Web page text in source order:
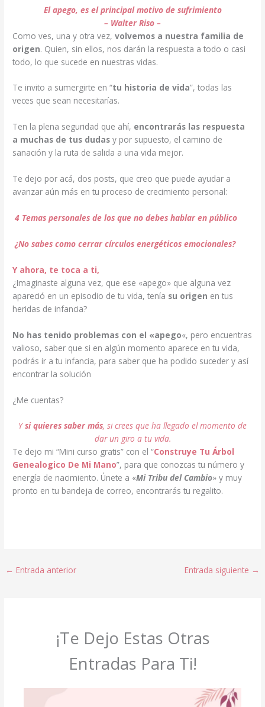
El apego, es el principal motivo de sufrimiento
– Walter Riso –
Como ves, una y otra vez,volvemos a nuestra familia de
origen. Quien, sin ellos, nos darán la respuesta a todo o casi
todo, lo que sucede en nuestras vidas.
Te invito a sumergirte en “tu historia de vida”, todas las
veces que sean necesitarías.
Ten la plena seguridad que ahí, encontrarás las respuesta
a muchas de tus dudas y por supuesto, el camino de
sanación y la ruta de salida a una vida mejor.
Te dejo por acá, dos posts, que creo que puede ayudar a
avanzar aún más en tu proceso de crecimiento personal:
4 Temas personales de los que no debes hablar en público
¿No sabes como cerrar círculos energéticos emocionales?
Y ahora, te toca a ti,
¿Imaginaste alguna vez, que ese «apego» que alguna vez
apareció en un episodio de tu vida, tenía su origen en tus
heridas de infancia?
No has tenido problemas con el «apego«, pero encuentras
valioso, saber que si en algún momento aparece en tu vida,
podrás ir a tu infancia, para saber que ha podido suceder y así
encontrar la solución
¿Me cuentas?
Ysi quieres saber más, si crees que ha llegado el momento de
dar un giro a tu vida.
Te dejo mi “Mini curso gratis” con el “Construye Tu Árbol
Genealogico De Mi Mano”, para que conozcas tu número y
energía de nacimiento. Únete a «Mi Tribu del Cambio» y muy
pronto en tu bandeja de correo, encontrarás tu regalito.
← Entrada anterior Entrada siguiente →
¡Te Dejo Estas Otras
Entradas Para Ti!